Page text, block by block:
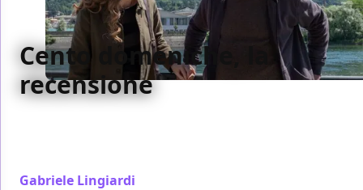
Cento domeniche, la
recensione
Gabriele Lingiardi